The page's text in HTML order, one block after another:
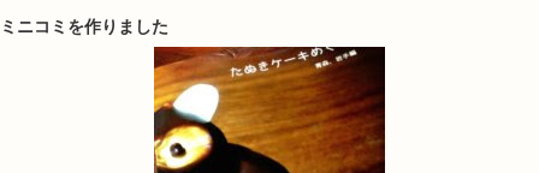
ミニコミを作りました